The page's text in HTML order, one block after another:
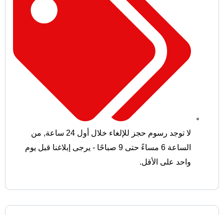
لا توجد رسوم حجز للإلغاء خلال أول 24 ساعة , من
الساعة 6 مساءً حتى 9 صباحًا - يرجى إبلاغنا قبل يوم
واحد على الأقل.